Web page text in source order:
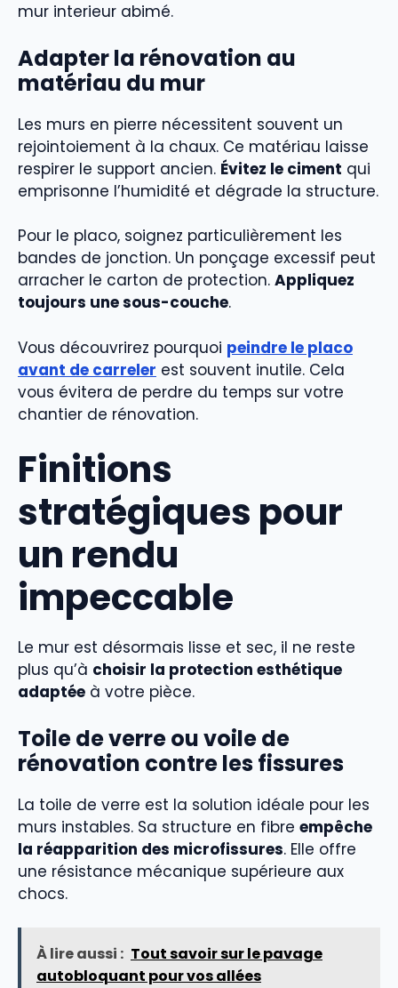
mur interieur abimé.
Adapter la rénovation au
matériau du mur
Les murs en pierre nécessitent souvent un
rejointoiement à la chaux. Ce matériau laisse
respirer le support ancien. Évitez le ciment qui
emprisonne l’humidité et dégrade la structure.
Pour le placo, soignez particulièrement les
bandes de jonction. Un ponçage excessif peut
arracher le carton de protection. Appliquez
toujours une sous-couche.
Vous découvrirez pourquoi peindre le placo
avant de carreler est souvent inutile. Cela
vous évitera de perdre du temps sur votre
chantier de rénovation.
Finitions
stratégiques pour
un rendu
impeccable
Le mur est désormais lisse et sec, il ne reste
plus qu’à choisir la protection esthétique
adaptée à votre pièce.
Toile de verre ou voile de
rénovation contre les fissures
La toile de verre est la solution idéale pour les
murs instables. Sa structure en fibre empêche
la réapparition des microfissures. Elle offre
une résistance mécanique supérieure aux
chocs.
À lire aussi : Tout savoir sur le pavage
autobloquant pour vos allées